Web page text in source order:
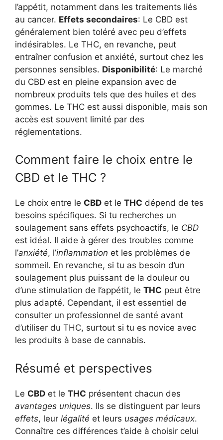
l’appétit, notamment dans les traitements liés
au cancer. Effets secondaires: Le CBD est
généralement bien toléré avec peu d’effets
indésirables. Le THC, en revanche, peut
entraîner confusion et anxiété, surtout chez les
personnes sensibles. Disponibilité: Le marché
du CBD est en pleine expansion avec de
nombreux produits tels que des huiles et des
gommes. Le THC est aussi disponible, mais son
accès est souvent limité par des
réglementations.
Comment faire le choix entre le
CBD et le THC ?
Le choix entre le CBD et le THC dépend de tes
besoins spécifiques. Si tu recherches un
soulagement sans effets psychoactifs, le CBD
est idéal. Il aide à gérer des troubles comme
l’anxiété, l’inflammation et les problèmes de
sommeil. En revanche, si tu as besoin d’un
soulagement plus puissant de la douleur ou
d’une stimulation de l’appétit, le THC peut être
plus adapté. Cependant, il est essentiel de
consulter un professionnel de santé avant
d’utiliser du THC, surtout si tu es novice avec
les produits à base de cannabis.
Résumé et perspectives
Le CBD et le THC présentent chacun des
avantages uniques. Ils se distinguent par leurs
effets, leur légalité et leurs usages médicaux.
Connaître ces différences t’aide à choisir celui